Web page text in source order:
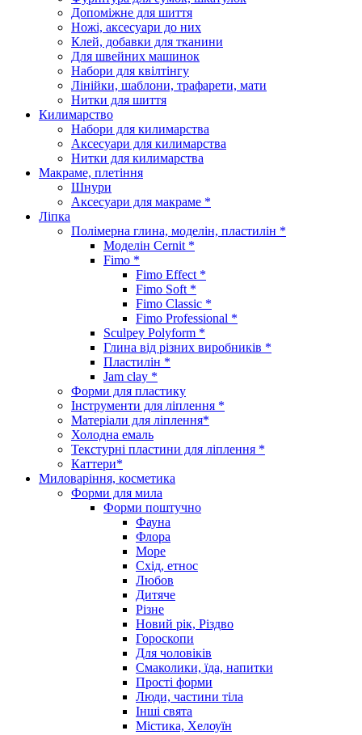
Допоміжне для шиття
Ножі, аксесуари до них
Клей, добавки для тканини
Для швейних машинок
Набори для квілтінгу
Лінійки, шаблони, трафарети, мати
Нитки для шиття
Килимарство
Набори для килимарства
Аксесуари для килимарства
Нитки для килимарства
Макраме, плетіння
Шнури
Аксесуари для макраме *
Ліпка
Полімерна глина, моделін, пластилін *
Моделін Cernit *
Fimo *
Fimo Effect *
Fimo Soft *
Fimo Classic *
Fimo Professional *
Sculpey Polyform *
Глина від різних виробників *
Пластилін *
Jam clay *
Форми для пластику
Інструменти для ліплення *
Матеріали для ліплення*
Холодна емаль
Текстурні пластини для ліплення *
Каттери*
Миловаріння, косметика
Форми для мила
Форми поштучно
Фауна
Флора
Море
Схід, етнос
Любов
Дитяче
Різне
Новий рік, Різдво
Гороскопи
Для чоловіків
Смаколики, їда, напитки
Прості форми
Люди, частини тіла
Інші свята
Містика, Хелоуїн